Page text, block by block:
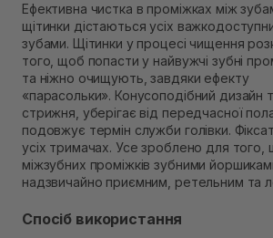
Ефективна чистка в проміжках між
щітинки дістаються усіх
зубами. Щітинки у процесі чищення
того, щоб попасти у найвужчі зубні
та ніжно очищують, завдяки ефекту
«парасольки». Конусоподібний дизайн
стрижня, уберігає від передчасної
подовжує термін служби голівки.
усіх тримачах. Усе зроблено для
міжзубних проміжків зубними
надзвичайно приємним, ретельним та
Спосіб використання